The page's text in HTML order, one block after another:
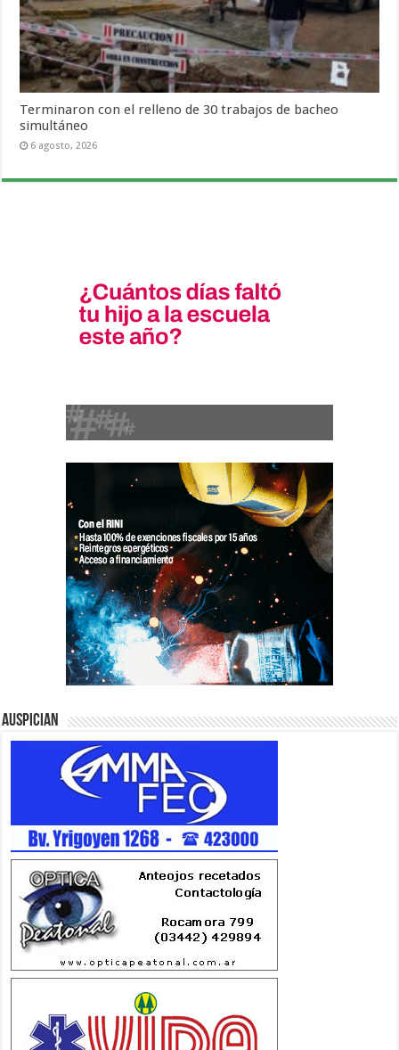
Terminaron con el relleno de 30 trabajos de bacheo
simultáneo
6 agosto, 2026
Auspician